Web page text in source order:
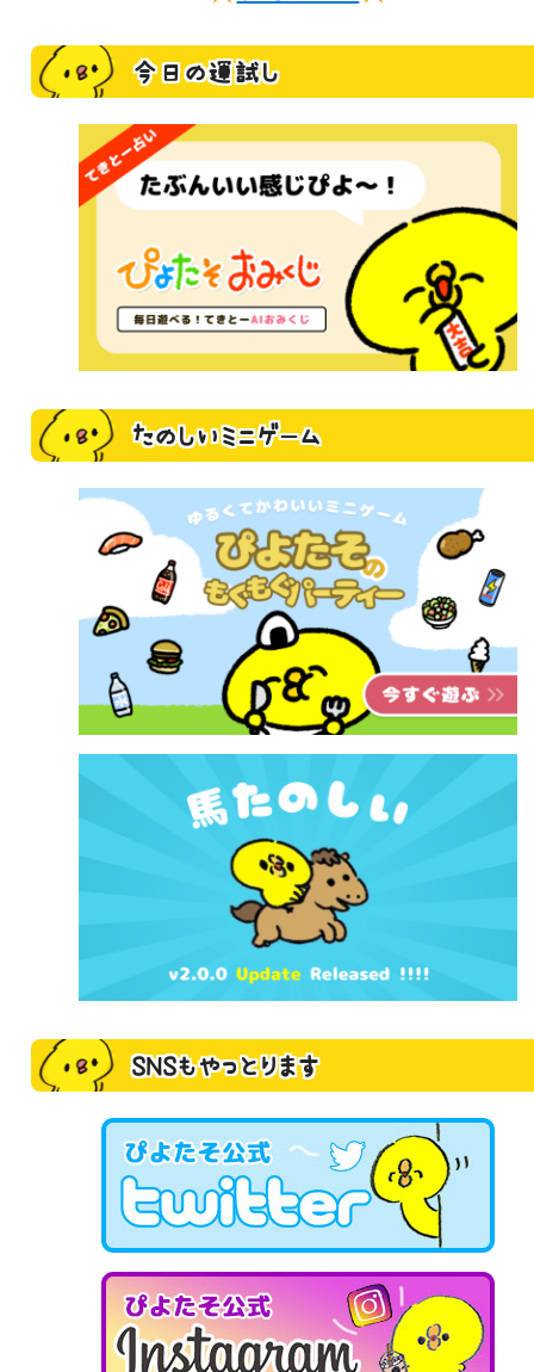
今日の運試し
たのしいミニゲーム
SNSもやっとります